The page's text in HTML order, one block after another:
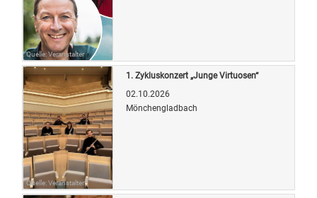
Quelle: Veranstalter
Quelle: Veranstalter
1. Zykluskonzert „Junge Virtuosen“
02.10.2026
Mönchengladbach